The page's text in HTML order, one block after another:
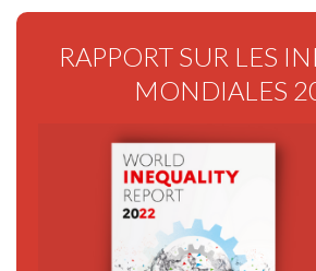
RAPPORT SUR LES
MONDIALES